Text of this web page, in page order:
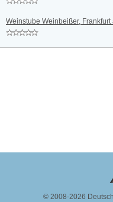
Weinstube Weinbeißer, Frankfurt
© 2008-2026